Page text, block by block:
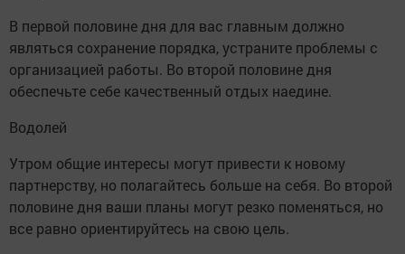
В первой половине дня для вас главным должно
являться сохранение порядка, устраните проблемы с
организацией работы. Во второй половине дня
обеспечьте себе качественный отдых наедине.
Водолей
Утром общие интересы могут привести к новому
партнерству, но полагайтесь больше на себя. Во второй
половине дня ваши планы могут резко поменяться, но
все равно ориентируйтесь на свою цель.